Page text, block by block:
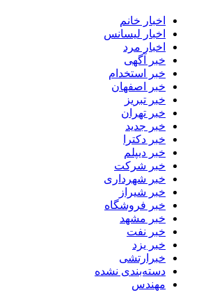
اخبار خانم
اخبار لیسانس
اخبار مرد
خبر آگهی
خبر استخدام
خبر اصفهان
خبر تبریز
خبر تهران
خبر جدید
خبر دکترا
خبر دیپلم
خبر شرکت
خبر شهرداری
خبر شیراز
خبر فروشگاه
خبر مشهد
خبر نفت
خبر یزد
خبرارتشی
دسته‌بندی نشده
مهندس